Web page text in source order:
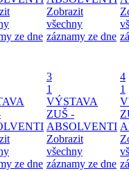
ze dne
Zobrazit
všechny
záznamy ze dne
ze dne
3
1
VÝSTAVA
ZUŠ -
ABSOLVENTI
Zobrazit
všechny
záznamy ze dne
4
1